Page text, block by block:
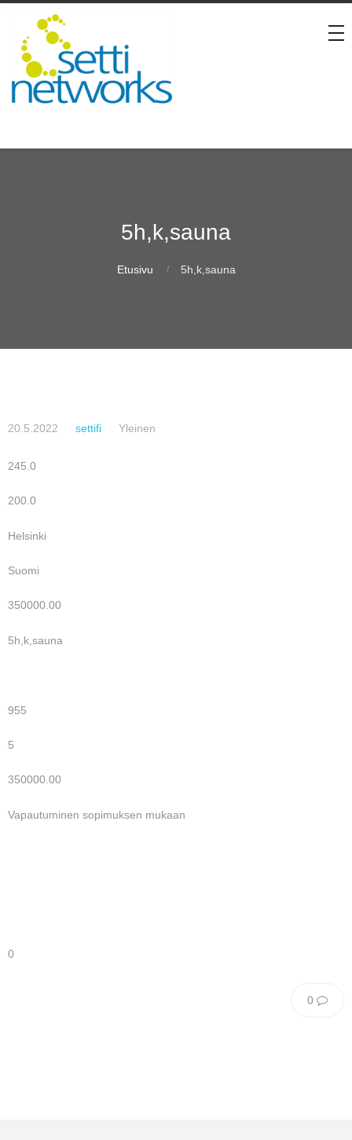
5h,k,sauna
Etusivu 5h,k,sauna
20.5.2022 settifi Yleinen
245.0
200.0
Helsinki
Suomi
350000.00
5h,k,sauna
955
5
350000.00
Vapautuminen sopimuksen mukaan
0
0